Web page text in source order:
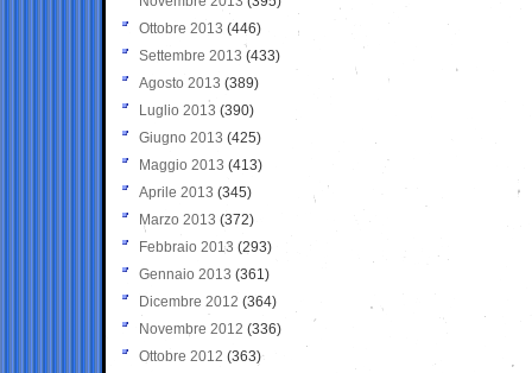
Ottobre 2013 (446)
Settembre 2013 (433)
Agosto 2013 (389)
Luglio 2013 (390)
Giugno 2013 (425)
Maggio 2013 (413)
Aprile 2013 (345)
Marzo 2013 (372)
Febbraio 2013 (293)
Gennaio 2013 (361)
Dicembre 2012 (364)
Novembre 2012 (336)
Ottobre 2012 (363)